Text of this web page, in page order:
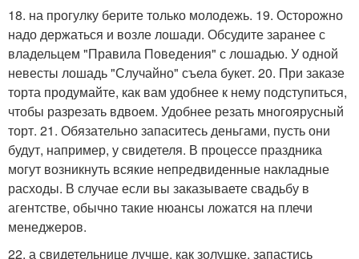
18. на прогулку берите только молодежь. 19. Осторожно
надо держаться и возле лошади. Обсудите заранее с
владельцем "Правила Поведения" с лошадью. У одной
невесты лошадь "Случайно" съела букет. 20. При заказе
торта продумайте, как вам удобнее к нему подступиться,
чтобы разрезать вдвоем. Удобнее резать многоярусный
торт. 21. Обязательно запаситесь деньгами, пусть они
будут, например, у свидетеля. В процессе праздника
могут возникнуть всякие непредвиденные накладные
расходы. В случае если вы заказываете свадьбу в
агентстве, обычно такие нюансы ложатся на плечи
менеджеров.
22. а свидетельнице лучше, как золушке, запастись